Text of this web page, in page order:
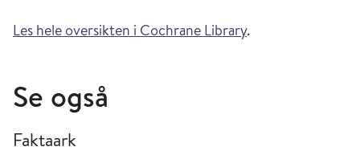
Les hele oversikten i Cochrane Library.
Se også
Faktaark